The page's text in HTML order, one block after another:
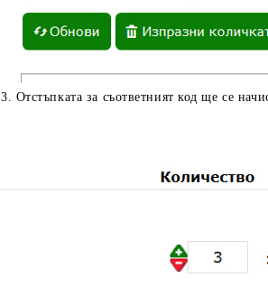
3. Отстъпката за съответният код ще се